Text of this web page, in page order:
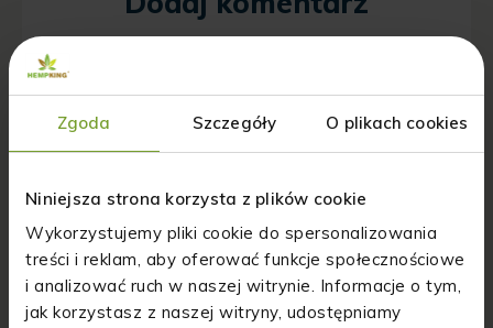
Zgoda Szczegóły O plikach cookies
Niniejsza strona korzysta z plików cookie
Wykorzystujemy pliki cookie do spersonalizowania
treści i reklam, aby oferować funkcje społecznościowe
i analizować ruch w naszej witrynie. Informacje o tym,
jak korzystasz z naszej witryny, udostępniamy
Komentarz*